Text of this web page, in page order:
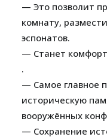
— Это позволит
комнату,
эспонатов.
— Станет
.
— Самое главное
историческую
вооружённых
— Сохранение